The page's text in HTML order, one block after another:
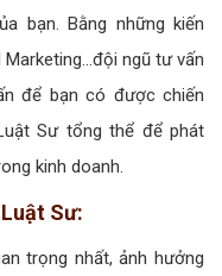
bạn. Bằng những kiến
ngũ tư vấn
để bạn có được chiến
Sư tổng thể để phát
kinh doanh.
Sư:
trọng nhất, ảnh hưởng